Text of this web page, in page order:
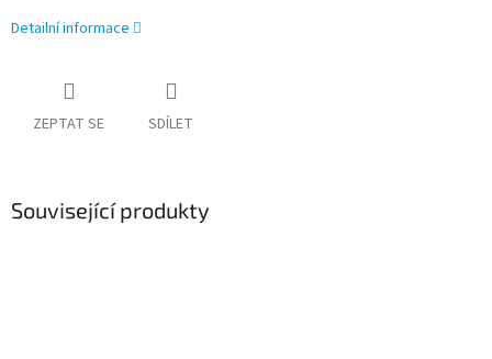
Detailní informace
ZEPTAT SE SDÍLET
Související produkty